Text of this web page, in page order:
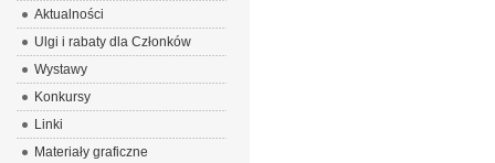
Aktualności
Ulgi i rabaty dla Członków
Wystawy
Konkursy
Linki
Materiały graficzne